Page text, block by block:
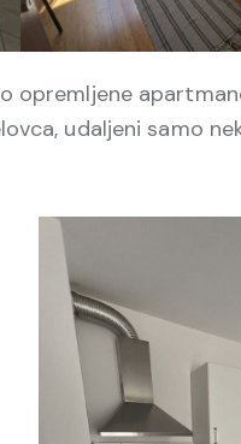
opremljene
udaljeni samo